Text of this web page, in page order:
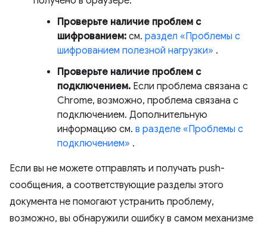
Проверьте наличие проблем с
шифрованием: см. раздел «Проблемы с
шифрованием полезной нагрузки» .
Проверьте наличие проблем с
подключением. Если проблема связана с
Chrome, возможно, проблема связана с
подключением. Дополнительную
информацию см. в разделе «Проблемы с
подключением» .
Если вы не можете отправлять и получать push-
сообщения, а соответствующие разделы этого
документа не помогают устранить проблему,
возможно, вы обнаружили ошибку в самом механизме